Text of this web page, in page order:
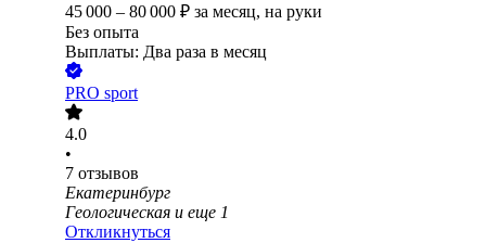
45 000 – 80 000 ₽ за месяц, на руки
Без опыта
Выплаты: Два раза в месяц
PRO sport
4.0
•
7 отзывов
Екатеринбург
Геологическая и еще 1
Откликнуться